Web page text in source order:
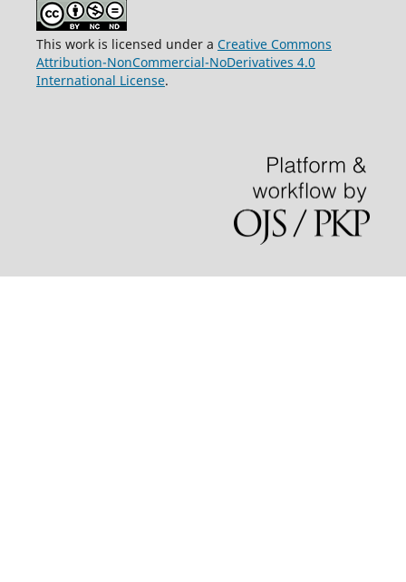
This work is licensed under a Creative Commons
Attribution-NonCommercial-NoDerivatives 4.0
International License.